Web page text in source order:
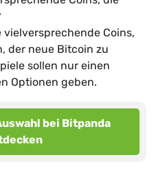
Coins,
der neue Bitcoin zu
sollen nur einen
Optionen geben.
bei Bitpanda